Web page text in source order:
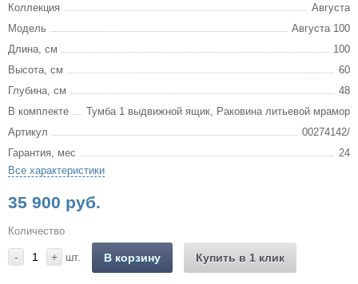
Коллекция
Августа
Модель
Августа 100
Длина, см
100
Высота, см
60
Глубина, см
48
В комплекте
Тумба 1 выдвижной ящик, Раковина литьевой мрамор
Артикул
00274142/
Гарантия, мес
24
Все характеристики
35 900 руб.
Количество
- + шт. В корзину Купить в 1 клик